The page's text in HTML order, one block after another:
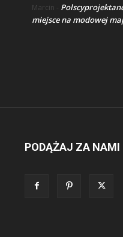
Marcin -
miejsce na modowej
PODĄŻAJ ZA NAMI